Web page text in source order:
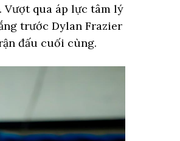
Vượt qua áp lực tâm lý
trước Dylan Frazier
đấu cuối cùng.